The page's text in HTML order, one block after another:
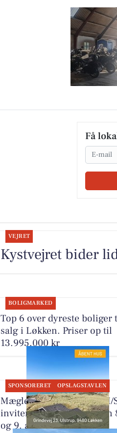
Få
Email
VEJRET
Kystvejret bider
BOLIGMARKED
Top 6 over dyreste boliger
salg i Løkken. Priser op til
13.995.000 kr
SPONSORERET OPSLAGSTAVLEN
Mæglerhuset Vestkysten I/
inviterer til åbent hus den
og 9. august